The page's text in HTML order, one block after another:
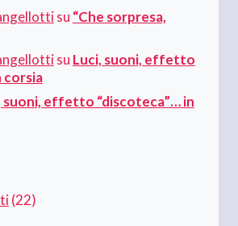
su “Che sorpresa,
su Luci, suoni, effetto
corsia
suoni, effetto “discoteca”… in
(22)